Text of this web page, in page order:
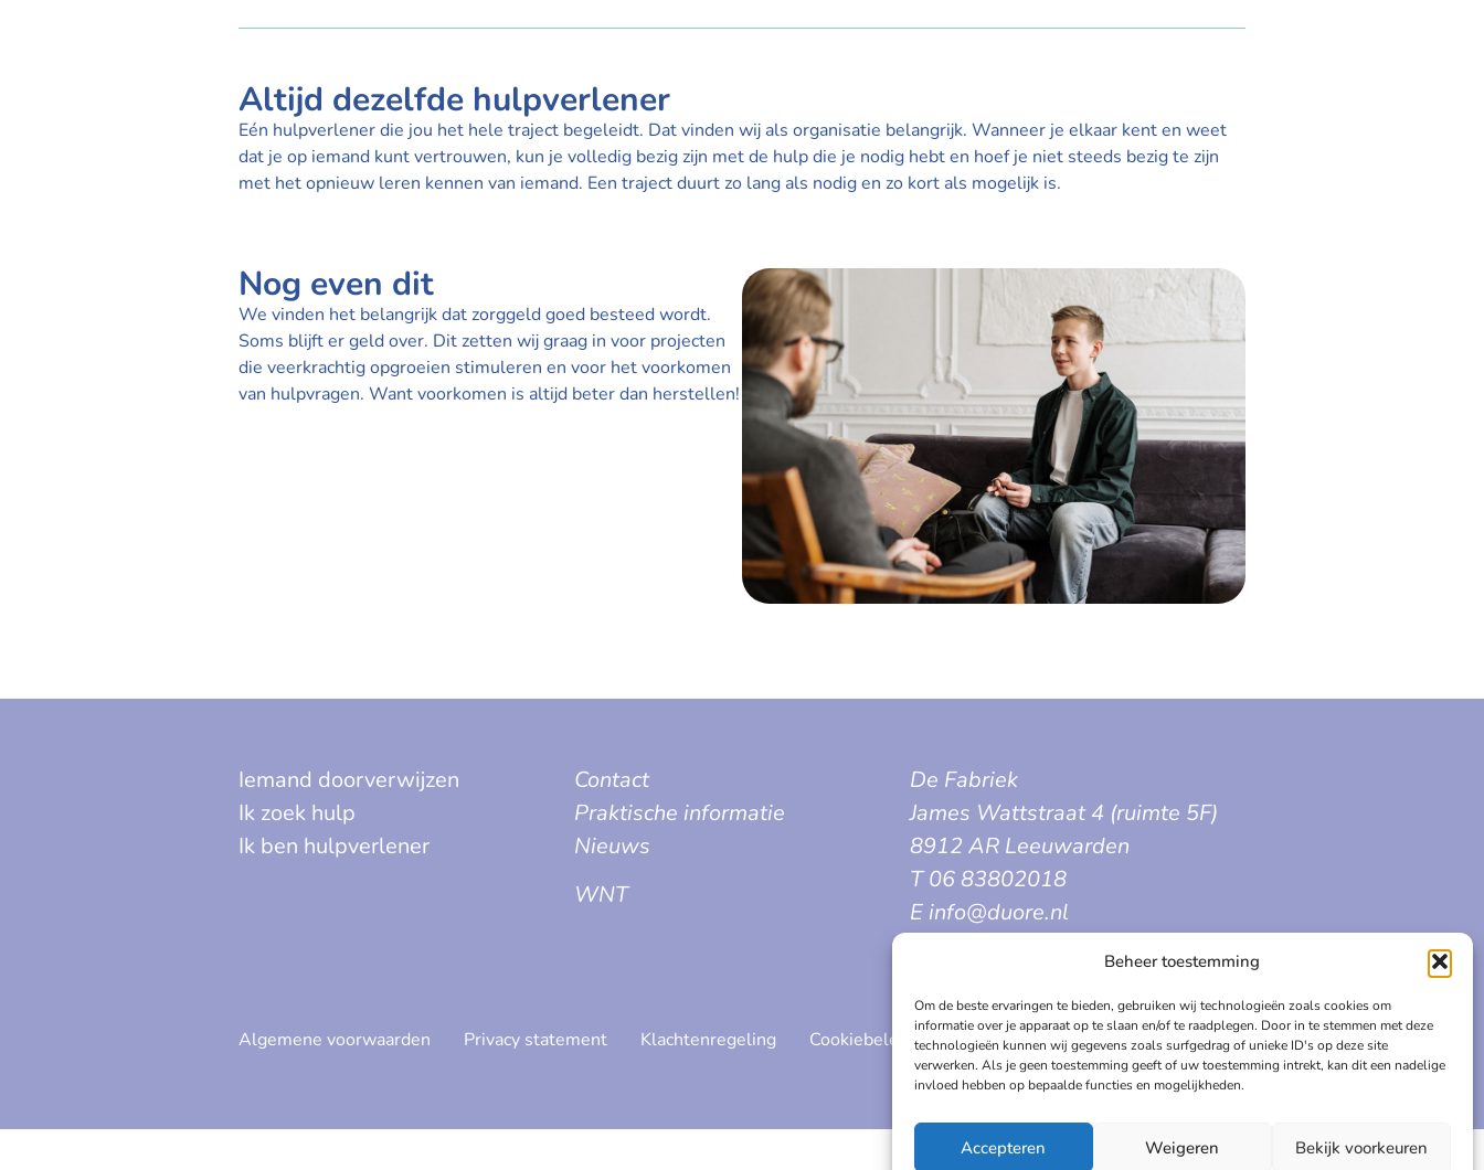
Beheer toestemming
Om de beste ervaringen te bieden, gebruiken wij technologieën zoals cookies om
informatie over je apparaat op te slaan en/of te raadplegen. Door in te stemmen met deze
technologieën kunnen wij gegevens zoals surfgedrag of unieke ID's op deze site
verwerken. Als je geen toestemming geeft of uw toestemming intrekt, kan dit een nadelige
invloed hebben op bepaalde functies en mogelijkheden.
Accepteren Weigeren Bekijk voorkeuren
Altijd dezelfde hulpverlener
Eén hulpverlener die jou het hele traject begeleidt. Dat vinden wij als organisatie belangrijk. Wanneer je elkaar kent en weet
dat je op iemand kunt vertrouwen, kun je volledig bezig zijn met de hulp die je nodig hebt en hoef je niet steeds bezig te zijn
met het opnieuw leren kennen van iemand. Een traject duurt zo lang als nodig en zo kort als mogelijk is.
Nog even dit
We vinden het belangrijk dat zorggeld goed besteed wordt.
Soms blijft er geld over. Dit zetten wij graag in voor projecten
die veerkrachtig opgroeien stimuleren en voor het voorkomen
van hulpvragen. Want voorkomen is altijd beter dan herstellen!
Iemand doorverwijzen
Ik zoek hulp
Ik ben hulpverlener
Contact
Praktische informatie
Nieuws
WNT
De Fabriek
James Wattstraat 4 (ruimte 5F)
8912 AR Leeuwarden
T 06 83802018
E info@duore.nl
Algemene voorwaarden Privacy statement Klachtenregeling Cookiebeleid